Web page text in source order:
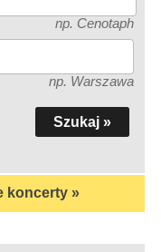
np. Cenotaph
np. Warszawa
koncerty »